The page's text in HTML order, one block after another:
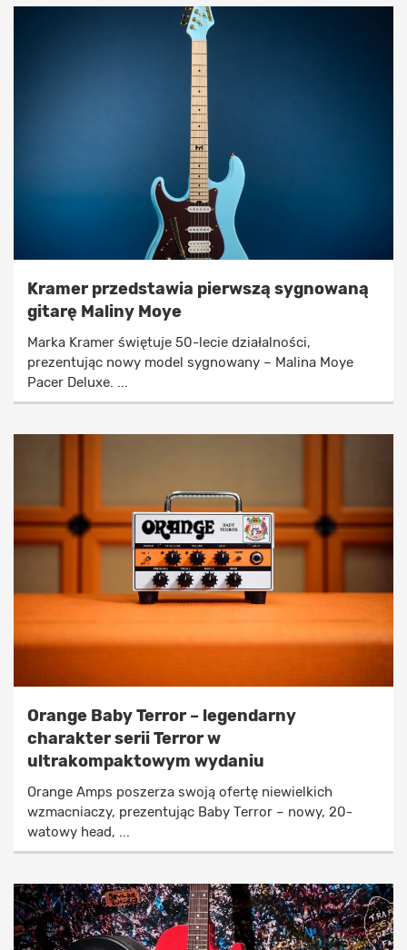
Kramer przedstawia pierwszą sygnowaną
gitarę Maliny Moye
Marka Kramer świętuje 50-lecie działalności,
prezentując nowy model sygnowany – Malina Moye
Pacer Deluxe. ...
Orange Baby Terror – legendarny
charakter serii Terror w
ultrakompaktowym wydaniu
Orange Amps poszerza swoją ofertę niewielkich
wzmacniaczy, prezentując Baby Terror – nowy, 20-
watowy head, ...